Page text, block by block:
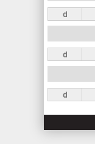
c
i
p
a
x
d
d
d